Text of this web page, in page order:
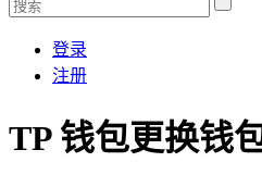
登录
注册
TP 钱包更换钱